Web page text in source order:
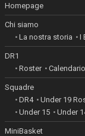
Homepage
Chi siamo
La nostra storia
I
DR1
Roster
Squadre
DR4
Under 19
Under 15
Under
MiniBasket